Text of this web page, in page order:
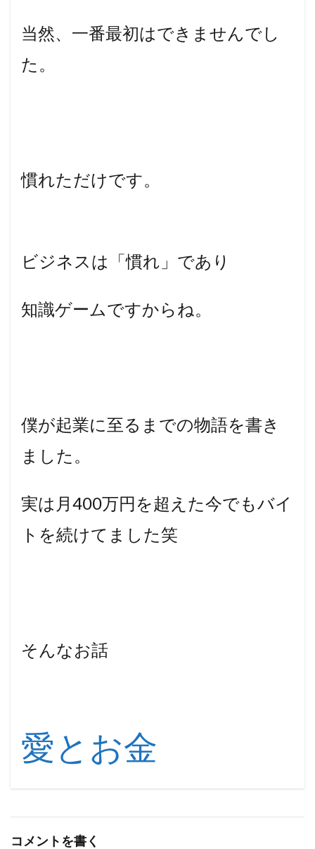
当然、一番最初はできませんでし
た。
慣れただけです。
ビジネスは「慣れ」であり
知識ゲームですからね。
僕が起業に至るまでの物語を書き
ました。
実は月400万円を超えた今でもバイ
トを続けてました笑
そんなお話
愛とお金
コメントを書く